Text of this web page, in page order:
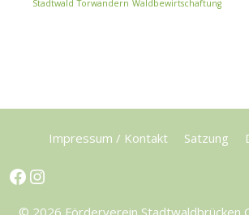
Stadtwald Torwandern Waldbewirtschaftung
Impressum / Kontakt Satzung
Facebook
Instagram
© 2026 Förderverein Stadtwaldbrücken